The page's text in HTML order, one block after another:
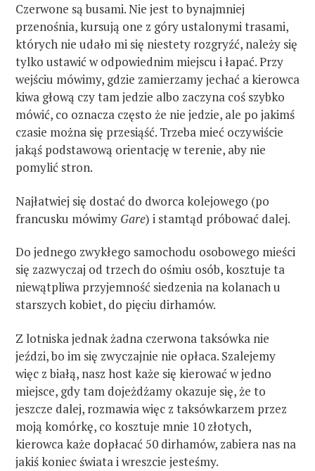
Czerwone są busami. Nie jest to bynajmniej
przenośnia, kursują one z góry ustalonymi trasami,
których nie udało mi się niestety rozgryźć, należy się
tylko ustawić w odpowiednim miejscu i łapać. Przy
wejściu mówimy, gdzie zamierzamy jechać a kierowca
kiwa głową czy tam jedzie albo zaczyna coś szybko
mówić, co oznacza często że nie jedzie, ale po jakimś
czasie można się przesiąść. Trzeba mieć oczywiście
jakąś podstawową orientację w terenie, aby nie
pomylić stron.
Najłatwiej się dostać do dworca kolejowego (po
francusku mówimy Gare) i stamtąd próbować dalej.
Do jednego zwykłego samochodu osobowego mieści
się zazwyczaj od trzech do ośmiu osób, kosztuje ta
niewątpliwa przyjemność siedzenia na kolanach u
starszych kobiet, do pięciu dirhamów.
Z lotniska jednak żadna czerwona taksówka nie
jeździ, bo im się zwyczajnie nie opłaca. Szalejemy
więc z białą, nasz host każe się kierować w jedno
miejsce, gdy tam dojeżdżamy okazuje się, że to
jeszcze dalej, rozmawia więc z taksówkarzem przez
moją komórkę, co kosztuje mnie 10 złotych,
kierowca każe dopłacać 50 dirhamów, zabiera nas na
jakiś koniec świata i wreszcie jesteśmy.